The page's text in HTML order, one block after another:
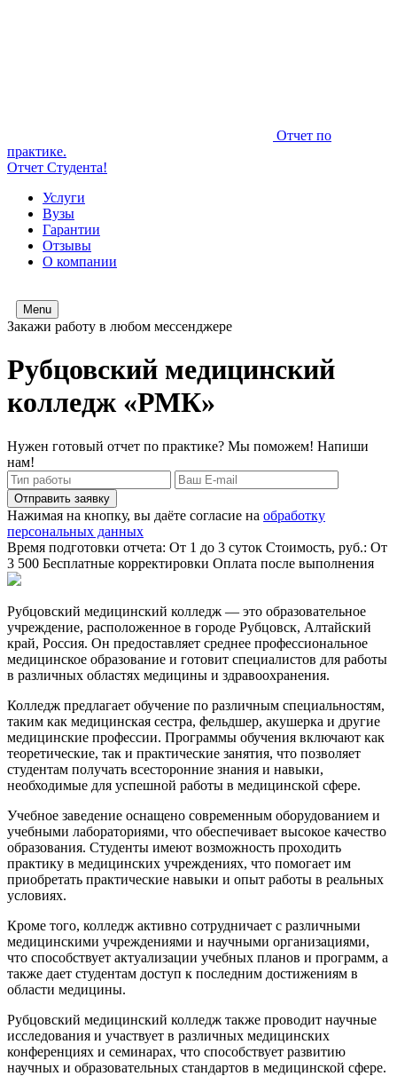
Отчет по
практике.
Отчет Студента!
Услуги
Вузы
Гарантии
Отзывы
О компании
Menu
Закажи работу в любом мессенджере
Рубцовский медицинский
колледж «РМК»
Нужен готовый отчет по практике? Мы поможем! Напиши
нам!
Отправить заявку
Нажимая на кнопку, вы даёте согласие на обработку
персональных данных
Время подготовки отчета: От 1 до 3 суток Стоимость, руб.: От
3 500 Бесплатные корректировки Оплата после выполнения
Рубцовский медицинский колледж — это образовательное
учреждение, расположенное в городе Рубцовск, Алтайский
край, Россия. Он предоставляет среднее профессиональное
медицинское образование и готовит специалистов для работы
в различных областях медицины и здравоохранения.
Колледж предлагает обучение по различным специальностям,
таким как медицинская сестра, фельдшер, акушерка и другие
медицинские профессии. Программы обучения включают как
теоретические, так и практические занятия, что позволяет
студентам получать всесторонние знания и навыки,
необходимые для успешной работы в медицинской сфере.
Учебное заведение оснащено современным оборудованием и
учебными лабораториями, что обеспечивает высокое качество
образования. Студенты имеют возможность проходить
практику в медицинских учреждениях, что помогает им
приобретать практические навыки и опыт работы в реальных
условиях.
Кроме того, колледж активно сотрудничает с различными
медицинскими учреждениями и научными организациями,
что способствует актуализации учебных планов и программ, а
также дает студентам доступ к последним достижениям в
области медицины.
Рубцовский медицинский колледж также проводит научные
исследования и участвует в различных медицинских
конференциях и семинарах, что способствует развитию
научных и образовательных стандартов в медицинской сфере.